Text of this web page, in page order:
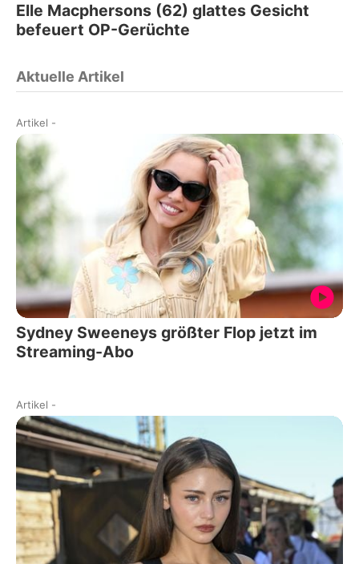
Elle Macphersons (62) glattes Gesicht
befeuert OP-Gerüchte
Aktuelle Artikel
Artikel -
Sydney Sweeneys größter Flop jetzt im
Streaming-Abo
Artikel -